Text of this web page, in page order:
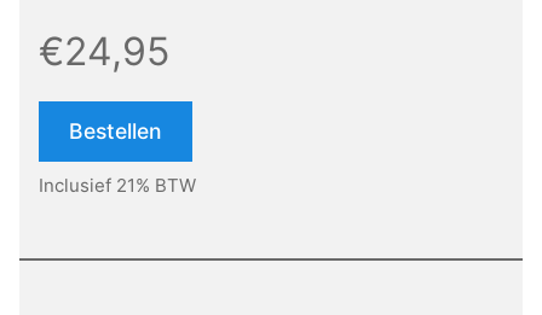
€24,95
Bestellen
Inclusief 21% BTW